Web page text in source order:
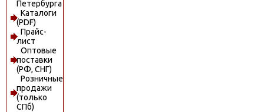
Петербурга
Каталоги
(PDF)
Прайс-
лист
Оптовые
поставки
(РФ, СНГ)
Розничные
продажи
(только
СПб)